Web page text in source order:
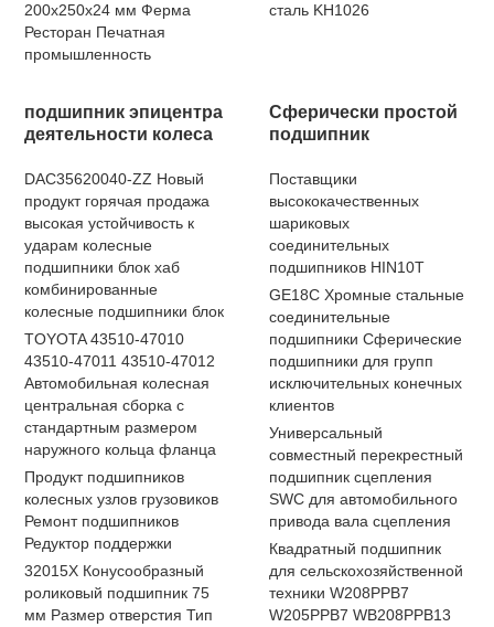
200x250x24 мм Ферма
Ресторан Печатная
промышленность
сталь KH1026
подшипник эпицентра
деятельности колеса
DAC35620040-ZZ Новый
продукт горячая продажа
высокая устойчивость к
ударам колесные
подшипники блок хаб
комбинированные
колесные подшипники блок
TOYOTA 43510-47010
43510-47011 43510-47012
Автомобильная колесная
центральная сборка с
стандартным размером
наружного кольца фланца
Продукт подшипников
колесных узлов грузовиков
Ремонт подшипников
Редуктор поддержки
32015X Конусообразный
роликовый подшипник 75
мм Размер отверстия Тип
Сферически простой
подшипник
Поставщики
высококачественных
шариковых
соединительных
подшипников HIN10T
GE18C Хромные стальные
соединительные
подшипники Сферические
подшипники для групп
исключительных конечных
клиентов
Универсальный
совместный перекрестный
подшипник сцепления
SWC для автомобильного
привода вала сцепления
Квадратный подшипник
для сельскохозяйственной
техники W208PPB7
W205PPB7 WB208PPB13